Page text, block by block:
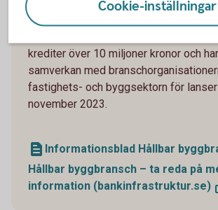
användas vid kreditgivning till företag
upphandling av byggverksamhet är
krediter över 10 miljoner kronor och
samverkan med
fastighets- och byggsektorn för
november 2023.
Informationsblad Hållbar
Hållbar byggbransch – ta reda på
information (bankinfrastruktur.se)
Cookie-inställningar